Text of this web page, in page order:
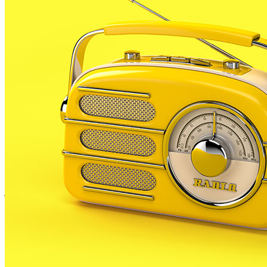
industrials que estan fete amb fibrociment.
Més conegut amb el nom d’uralita, el fibrociment,
una barreja de ciment amb fibres d’amiant, va ser
utilitzat fins l’any 2000 de forma massiva a la
construcció i la indústria.
El 2002 es va prohibir la comercialització de qualsevol
mena de material que contingués amiant, ja que es
va demostrar que la inhalació de les fibres d’aquest
material podia provocar malalties com asbestosi,
mesotelioma o alguns tipus de càncer. El material que
ja estava instal·lat es podia mantenir mentre estigués
en bon estat o fins al final de la seva vida útil,
estimada en un màxim de 40 anys. Per tant, cal retirar